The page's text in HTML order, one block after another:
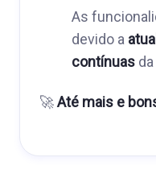
As
devido a
contínuas
🚀Até mais e